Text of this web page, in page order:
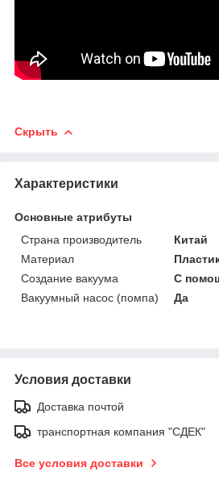
Скрыть
Характеристики
Основные атрибуты
Страна производитель
Китай
Материал
Создание вакуума
С
Вакуумный насос (помпа)
Да
Условия доставки
Доставка почтой
транспортная компания "СДЕК"
Все условия доставки